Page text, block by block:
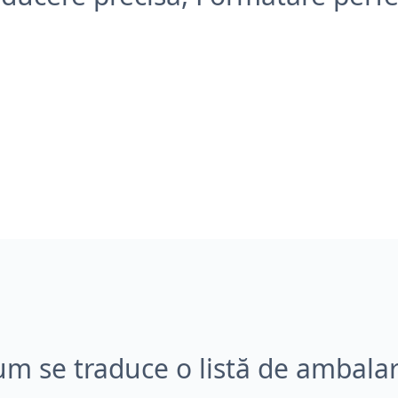
se traduce o listă de